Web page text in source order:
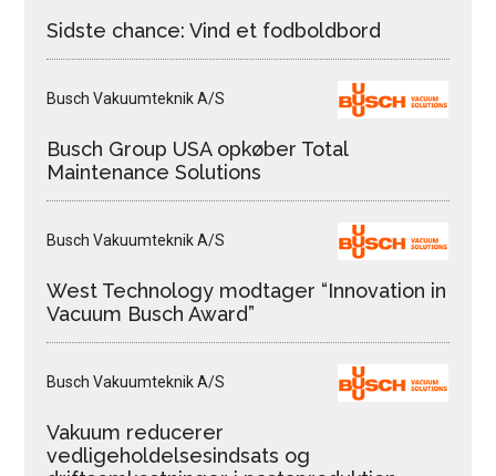
Sidste chance: Vind et fodboldbord
Busch Vakuumteknik A/S
Busch Group USA opkøber Total
Maintenance Solutions
Busch Vakuumteknik A/S
West Technology modtager “Innovation in
Vacuum Busch Award”
Busch Vakuumteknik A/S
Vakuum reducerer
vedligeholdelsesindsats og